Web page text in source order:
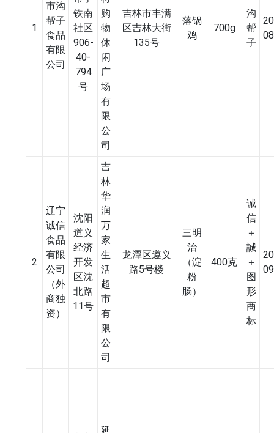
1
市沟
帮子
食品
有限
公司
铁南
社区
906-
40-
794
号
购
物
休
闲
广
场
有
限
公
司
吉林市丰满
区吉林大街
135号
落锅
鸡
700g
沟
帮
子
2
辽宁
诚信
食品
有限
公司
（外
商独
资）
沈阳
道义
经济
开发
区沈
北路
11号
吉
林
华
润
万
家
生
活
超
市
有
限
公
司
龙潭区遵义
路5号楼
三明
治
（淀
粉
肠）
400克
诚
信
＋
誠
＋
图
形
商
标
延